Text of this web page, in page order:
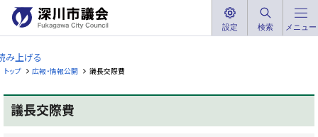
へ
メ
ニ
ュ
へ
深
川
市
議
会
u
設定 検索 メニュー
み上げる
トップ 広報・情報公開 議長交際費
議長交際費